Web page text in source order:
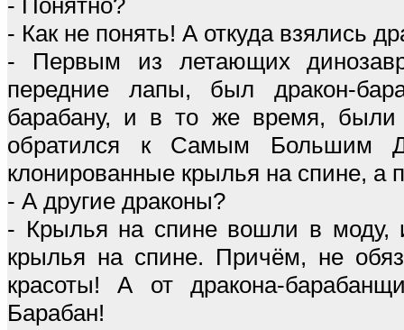
- Как не понять! А откуда взялись
- Первым из летающих
передние лапы, был дракон-
барабану, и в то же время,
обратился к Самым Большим
клонированные крылья на спине, а
- А другие драконы?
- Крылья на спине вошли в моду,
крылья на спине. Причём, не
красоты! А от дракона-
Барабан!